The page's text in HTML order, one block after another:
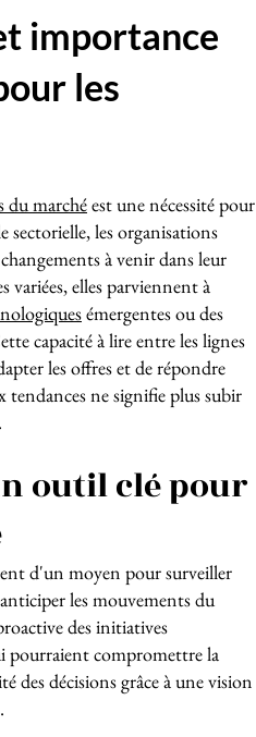
importance
les
du marchéest une nécessité pour
sectorielle, les organisations
à venir dans leur
variées, elles parviennent à
émergentes ou des
capacité à lire entre les lignes
les offres et de répondre
tendances ne signifie plus subir
outil clé pour
d'un moyen pour surveiller
les mouvements du
des initiatives
pourraient compromettre la
des décisions grâce à une vision